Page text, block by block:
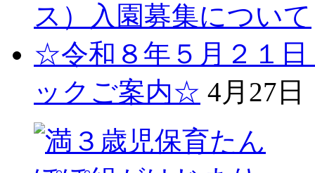
ス）入園募集について
☆令和８年５月２１
ックご案内☆ 4月27日